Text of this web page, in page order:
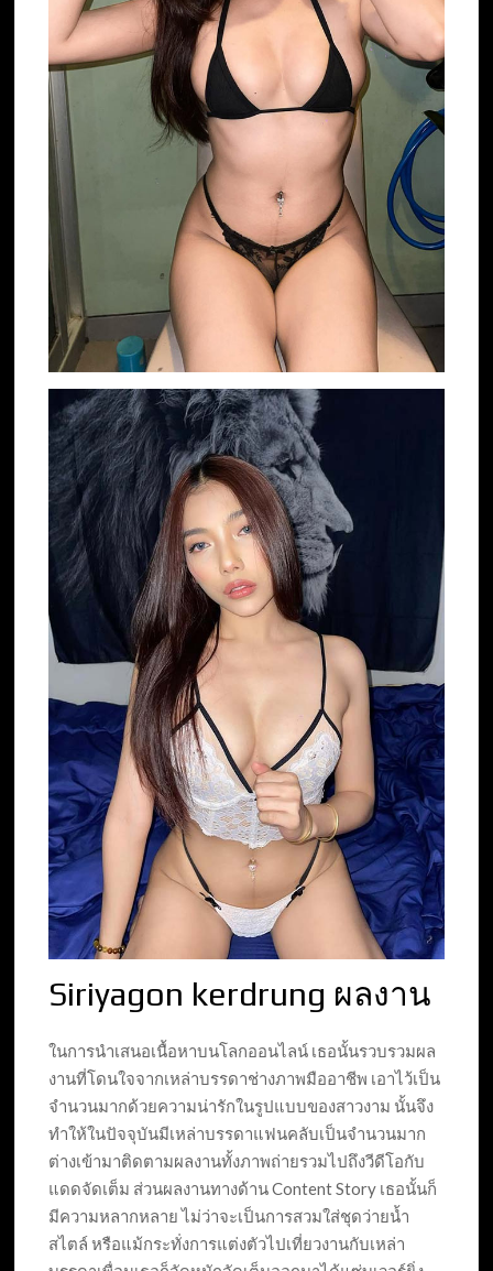
Siriyagon kerdrung ผลงาน
ในการนำเสนอเนื้อหาบนโลกออนไลน์ เธอนั้นรวบรวมผล
งานที่โดนใจจากเหล่าบรรดาช่างภาพมืออาชีพ เอาไว้เป็น
จำนวนมากด้วยความน่ารักในรูปแบบของสาวงาม นั้นจึง
ทำให้ในปัจจุบันมีเหล่าบรรดาแฟนคลับเป็นจำนวนมาก
ต่างเข้ามาติดตามผลงานทั้งภาพถ่ายรวมไปถึงวีดีโอกับ
แดดจัดเต็ม ส่วนผลงานทางด้าน Content Story เธอนั้นก็
มีความหลากหลาย ไม่ว่าจะเป็นการสวมใส่ชุดว่ายน้ำ
สไตล์ หรือแม้กระทั่งการแต่งตัวไปเที่ยวงานกับเหล่า